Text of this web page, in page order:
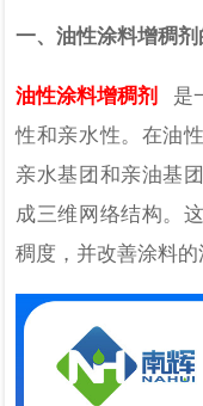
一、油性涂料增稠
油性涂料增稠剂
是
性和亲水性。在油
亲水基团和亲油基
成三维网络结构。
稠度，并改善涂料的